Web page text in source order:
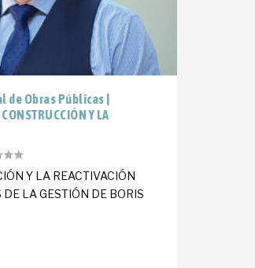
Obras Públicas |
Y LA
Y LA REACTIVACIÓN
LA GESTIÓN DE BORIS